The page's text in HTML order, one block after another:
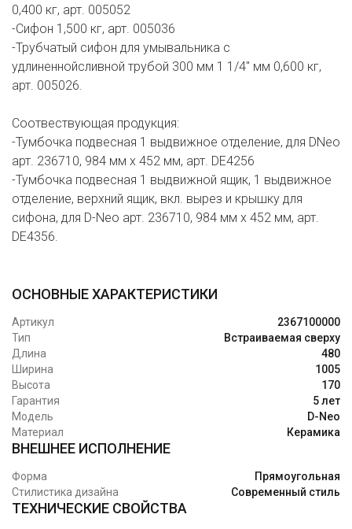
0,400 кг, арт. 005052
-Сифон 1,500 кг, арт. 005036
-Трубчатый сифон для умывальника с
удлиненнойсливной трубой 300 мм 1 1/4" мм 0,600 кг,
арт. 005026.
Соотвествующая продукция:
-Тумбочка подвесная 1 выдвижное отделение, для DNeo
арт. 236710, 984 мм x 452 мм, арт. DE4256
-Тумбочка подвесная 1 выдвижной ящик, 1 выдвижное
отделение, верхний ящик, вкл. вырез и крышку для
сифона, для D-Neo арт. 236710, 984 мм x 452 мм, арт.
DE4356.
ОСНОВНЫЕ ХАРАКТЕРИСТИКИ
Артикул
2367100000
Тип
Встраиваемая сверху
Длина
480
Ширина
1005
Высота
170
Гарантия
5 лет
Модель
D-Neo
Материал
Керамика
ВНЕШНЕЕ ИСПОЛНЕНИЕ
Форма
Прямоугольная
Стилистика дизайна
Современный стиль
ТЕХНИЧЕСКИЕ СВОЙСТВА